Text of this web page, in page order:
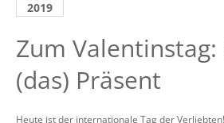
2019
Zum Valentinstag:
(das) Präsent
Heute ist der internationale Tag der